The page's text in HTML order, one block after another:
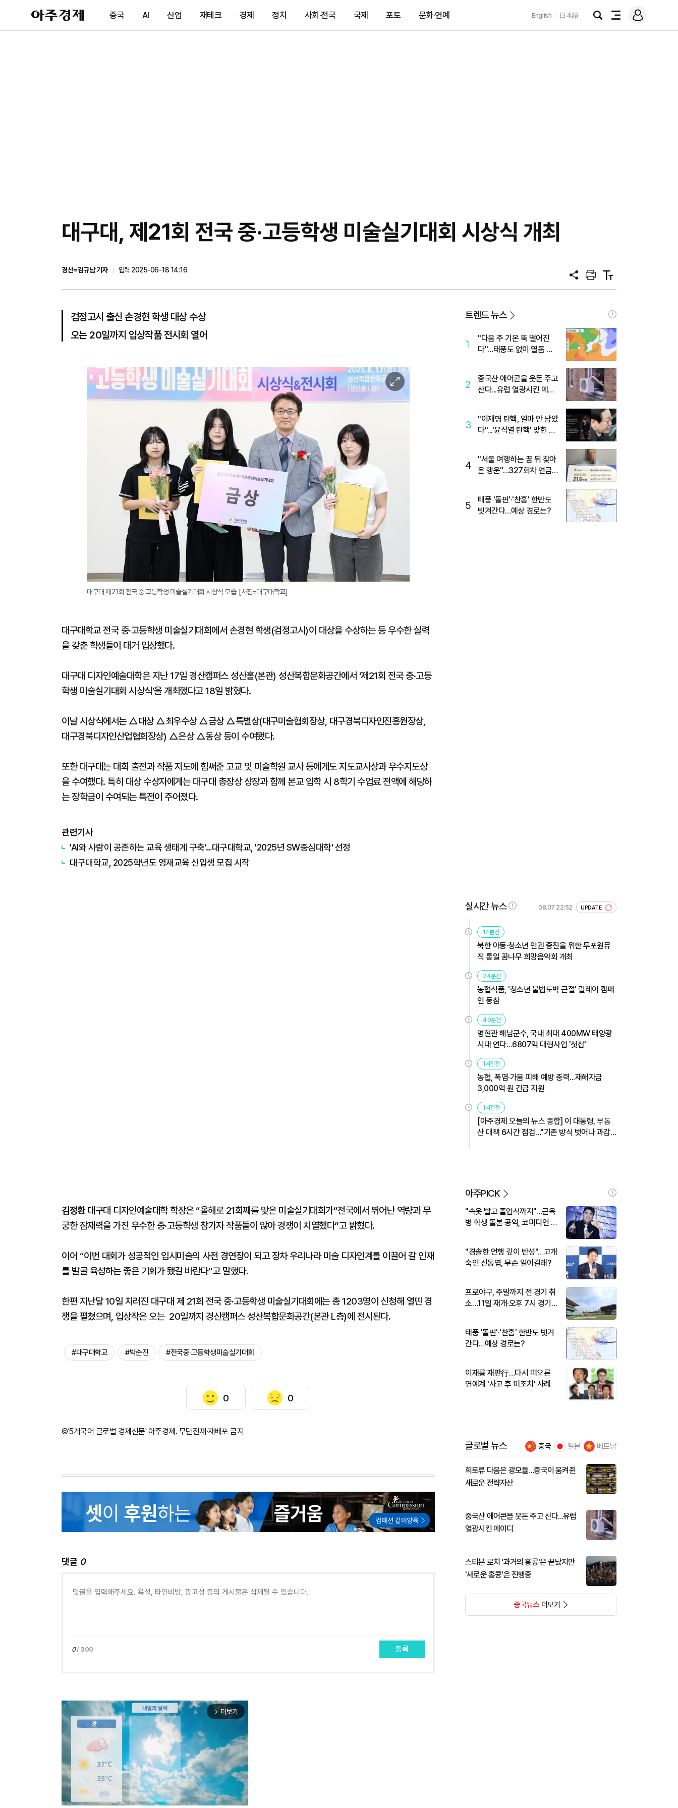
아
주
제
중국 AI 산업 재테크 경제 정치 사회·전국 국제 포토 문화·연예 English 日本語
검
전
메
그
대구대, 제21회 전국 중·고등학생 미술실기대회 시상식 개최
경산=김규남 기자
입력 2025-06-18 14:16
공
프
트
텍
트
검정고시 출신 손경현 학생 대상 수상
오는 20일까지 입상작품 전시회 열어
이
미
대구대 제21회 전국 중·고등학생 미술실기대회 시상식 모습. [사진=대구대학교]
대구대학교 전국 중·고등학생 미술실기대회에서 손경현 학생(검정고시)이 대상을 수상하는 등 우수한 실력
을 갖춘 학생들이 대거 입상했다.
대구대 디자인예술대학은 지난 17일 경산캠퍼스 성산홀(본관) 성산복합문화공간에서 ‘제21회 전국 중·고등
학생 미술실기대회 시상식’을 개최했다고 18일 밝혔다.
이날 시상식에서는 △대상 △최우수상 △금상 △특별상(대구미술협회장상, 대구경북디자인진흥원장상,
대구경북디자인산업협회장상) △은상 △동상 등이 수여됐다.
또한 대구대는 대회 출전과 작품 지도에 힘써준 고교 및 미술학원 교사 등에게도 지도교사상과 우수지도상
을 수여했다. 특히 대상 수상자에게는 대구대 총장상 상장과 함께 본교 입학 시 8학기 수업료 전액에 해당하
는 장학금이 수여되는 특전이 주어졌다.
관련기사
'AI와 사람이 공존하는 교육 생태계 구축'…대구대학교, '2025년 SW중심대학' 선정
대구대학교, 2025학년도 영재교육 신입생 모집 시작
김정환대구대 디자인예술대학 학장은 “올해로 21회째를 맞은 미술실기대회가“전국에서 뛰어난 역량과 무
궁한 잠재력을 가진 우수한 중·고등학생 참가자 작품들이 많아 경쟁이 치열했다”고 밝혔다.
이어 “이번 대회가 성공적인 입시미술의 사전 경연장이 되고 장차 우리나라 미술 디자인계를 이끌어 갈 인재
를 발굴 육성하는 좋은 기회가 됐길 바란다”고 말했다.
한편 지난달 10일 치러진 대구대 제 21회 전국 중·고등학생 미술실기대회에는 총 1203명이 신청해 열띤 경
쟁을 펼쳤으며, 입상작은 오는 20일까지 경산캠퍼스 성산복합문화공간(본관 L층)에 전시된다.
#대구대학교 #박순진 #전국중·고등학생미술실기대회
0 0
©'5개국어 글로벌 경제신문' 아주경제. 무단전재·재배포 금지
댓글 0
0/ 300 등록
arrow_forward_ios 더보기
트렌드 뉴스
1
"다음 주 기온 뚝 떨어진
다"…태풍도 없이 열돔 박
2
중국산 에어콘을 웃돈 주고
산다...유럽 열광시킨 메이
3
"이재명 탄핵, 얼마 안 남았
다"...'윤석열 탄핵' 맞힌 무
4
"서울 여행하는 꿈 뒤 찾아
온 행운"…327회차 연금
5
태풍 '돌핀'·'찬홈' 한반도
빗겨간다…예상 경로는?
실시간 뉴스 08.07 22:52 UPDATE
14분전
북한 아동·청소년 인권 증진을 위한 투포원뮤
직 통일 꿈나무 희망음악회 개최
24분전
농협식품, '청소년 불법도박 근절' 릴레이 캠페
인 동참
40분전
명현관 해남군수, 국내 최대 400MW 태양광
시대 연다…6807억 대형사업 '첫삽'
1시간전
농협, 폭염·가뭄 피해 예방 총력...재해자금
3,000억 원 긴급 지원
1시간전
[아주경제 오늘의 뉴스 종합] 이 대통령, 부동
산 대책 6시간 점검…"기존 방식 벗어나 과감
아주PICK
"속옷 빨고 졸업식까지"…근육
병 학생 돌본 공익, 코미디언 김
"경솔한 언행 깊이 반성"…고개
숙인 신동엽, 무슨 일이길래?
프로야구, 주말까지 전 경기 취
소…11일 재개·오후 7시 경기
태풍 '돌핀'·'찬홈' 한반도 빗겨
간다…예상 경로는?
이재룡 재판行…다시 떠오른
연예계 '사고 후 미조치' 사례
글로벌 뉴스 중국 일본 베트남
희토류 다음은 광모듈…중국이 움켜쥔
새로운 전략자산
중국산 에어콘을 웃돈 주고 산다...유럽
열광시킨 메이디
스티븐 로치 '과거의 홍콩'은 끝났지만
'새로운 홍콩'은 진행중
중국뉴스더보기